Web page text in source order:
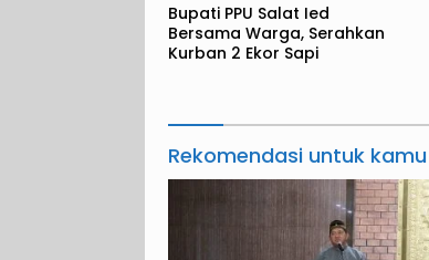
Bupati PPU Salat Ied
Bersama Warga, Serahkan
Kurban 2 Ekor Sapi
Rekomendasi untuk kamu